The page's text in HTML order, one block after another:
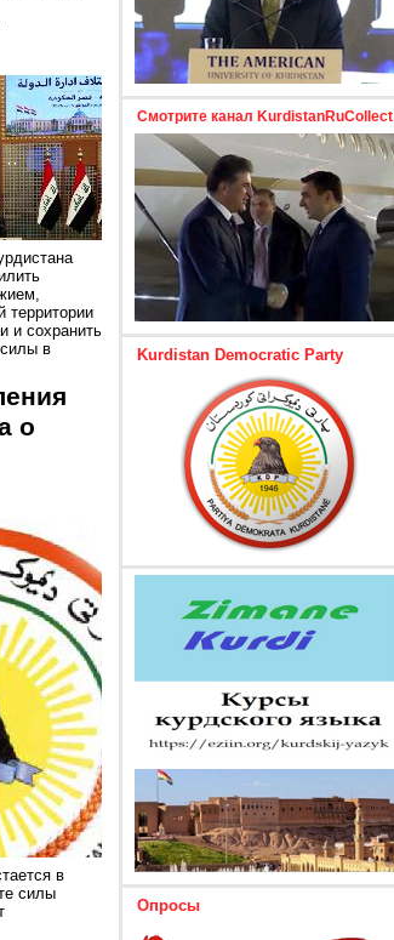
территории
и сохранить
в
о
в
силы
Смотрите канал KurdistanRuCollect
Kurdistan Democratic Party
Опросы